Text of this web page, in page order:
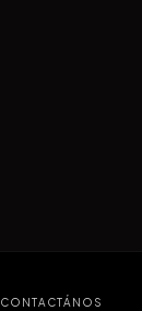
CONTACTÁNOS